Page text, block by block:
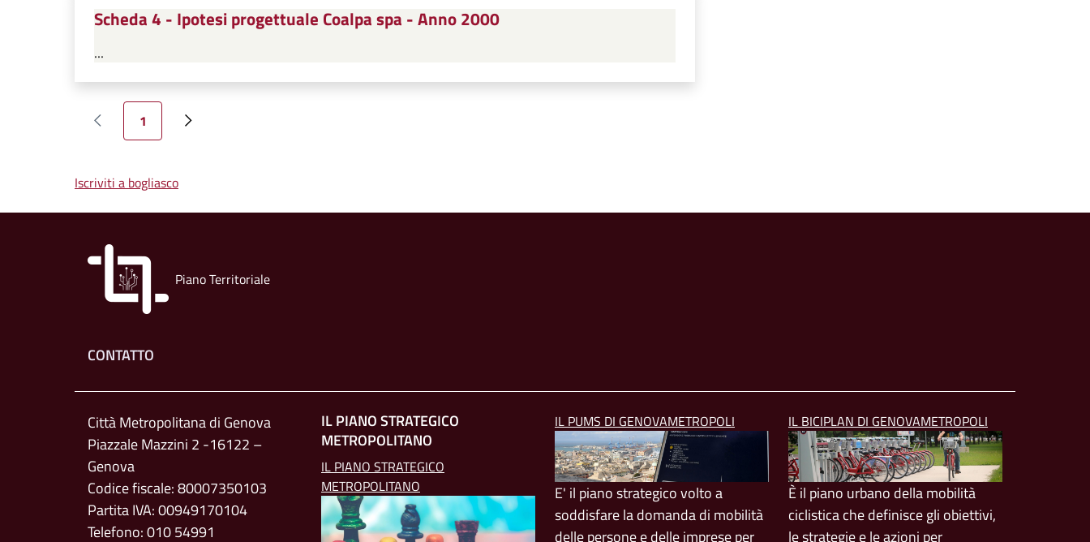
Scheda 4 - Ipotesi progettuale Coalpa spa - Anno 2000
...
Paginazione
Pagina precedente
Pagina attuale
1
Pagina successiva
Iscriviti a bogliasco
Piano Territoriale
Footer menu
CONTATTO
Città Metropolitana di Genova
Piazzale Mazzini 2 -16122 –
Genova
Codice fiscale: 80007350103
Partita IVA: 00949170104
Telefono: 010 54991
IL PIANO STRATEGICO
METROPOLITANO
IL PIANO STRATEGICO
METROPOLITANO
IL PUMS DI GENOVAMETROPOLI
E' il piano strategico volto a
soddisfare la domanda di mobilità
delle persone e delle imprese per
IL BICIPLAN DI GENOVAMETROPOLI
È il piano urbano della mobilità
ciclistica che definisce gli obiettivi,
le strategie e le azioni per